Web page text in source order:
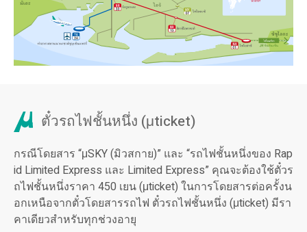
ข้อมูลสิ่งอำนวยความสะดวกสำหรับผู้พิการ
ข้อมูลรถไฟชั้นหนึ่ง
ตั๋วรถไฟชั้นหนึ่ง (μticket)
วิธีการซื้อตั๋ว
เกี่ยวกับ "manaca"
Special Discount Tickets
Company Profile・I
R(เฉพาะภาษาอังกฤ
หนึ่งทางอินเตอร์
เน็ต
ตั๋วรถไฟชั้นหนึ่ง (μticket)
กรณีโดยสาร “μSKY (มิวสกาย)” และ “รถไฟชั้นหนึ่งของ Rap
id Limited Express และ Limited Express” คุณจะต้องใช้ตั๋วร
ถไฟชั้นหนึ่งราคา 450 เยน (μticket) ในการโดยสารต่อครั้งน
อกเหนือจากตั๋วโดยสารรถไฟ ตั๋วรถไฟชั้นหนึ่ง (μticket) มีรา
คาเดียวสำหรับทุกช่วงอายุ